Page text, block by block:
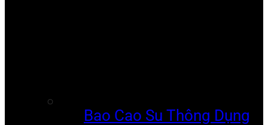
Bao Cao Su Thông Dụng